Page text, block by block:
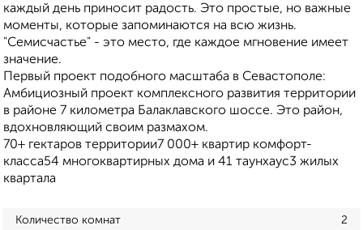
каждый день приносит радость. Это простые, но важные
моменты, которые запоминаются на всю жизнь.
"Семисчастье" - это место, где каждое мгновение имеет
значение.
Первый проект подобного масштаба в Севастополе:
Амбициозный проект комплексного развития территории
в районе 7 километра Балаклавского шоссе. Это район,
вдохновляющий своим размахом.
70+ гектаров территории7 000+ квартир комфорт-
класса54 многоквартирных дома и 41 таунхаус3 жилых
квартала
Количество комнат 2